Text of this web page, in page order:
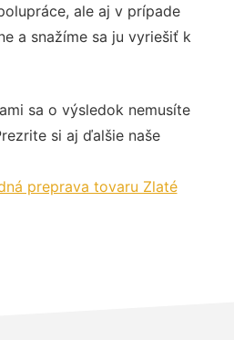
ale aj v prípade
a snažíme sa ju vyriešiť k
sa o výsledok nemusíte
si aj ďalšie naše
preprava tovaru Zlaté